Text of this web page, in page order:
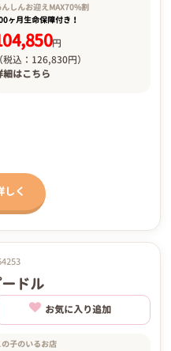
んしんお迎え MAX70%割
ヶ月生命保障付き！
円
（税込：126,830円）
細はこちら
しく
ドル
お気に入り追加
の子のいるお店